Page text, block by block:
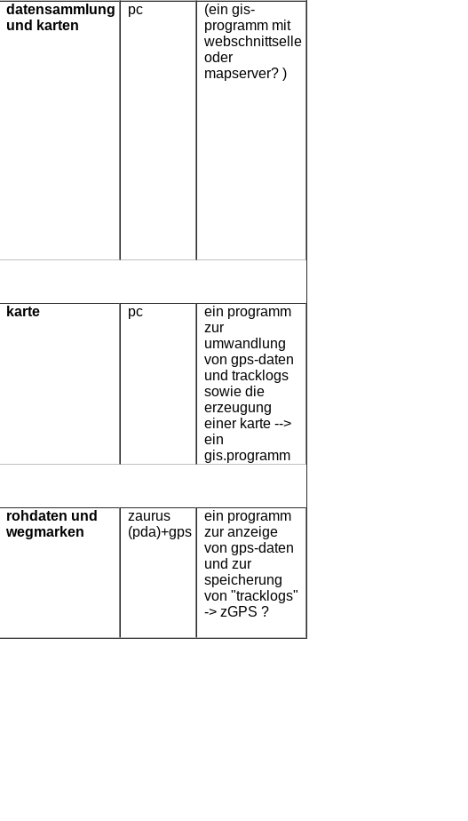
datensammlung
und karten
pc
(ein gis-
programm mit
webschnittselle
oder
mapserver? )
karte pc
ein programm
zur
umwandlung
von gps-daten
und tracklogs
sowie die
erzeugung
einer karte -->
ein
gis.programm
rohdaten und
wegmarken
zaurus
(pda)+gps
ein programm
zur anzeige
von gps-daten
und zur
speicherung
von "tracklogs"
-> zGPS ?